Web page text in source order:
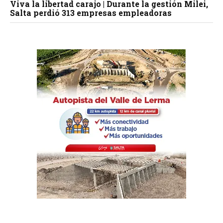
Viva la libertad carajo | Durante la gestión Milei,
Salta perdió 313 empresas empleadoras